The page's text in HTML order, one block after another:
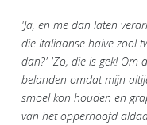
'Ja, en me dan laten
die Italiaanse halve zool
dan?' 'Zo, die is gek! Om
belanden omdat mijn
smoel kon houden en
van het opperhoofd